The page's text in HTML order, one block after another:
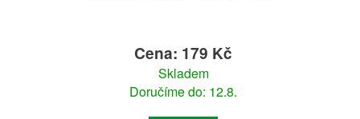
Cena: 179 Kč
Skladem
Doručíme do: 12.8.